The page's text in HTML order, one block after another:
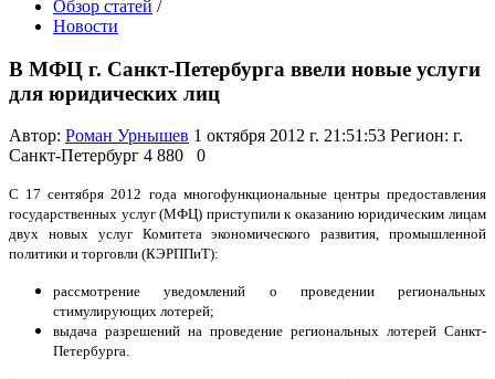
Обзор статей /
Новости
В МФЦ г. Санкт-Петербурга ввели новые услуги
для юридических лиц
Автор: Роман Урнышев 1 октября 2012 г. 21:51:53 Регион: г.
Санкт-Петербург 4 880 0
С 17 сентября 2012 года многофункциональные центры предоставления
государственных услуг (МФЦ) приступили к оказанию юридическим лицам
двух новых услуг Комитета экономического развития, промышленной
политики и торговли (КЭРППиТ):
рассмотрение уведомлений о проведении региональных
стимулирующих лотерей;
выдача разрешений на проведение региональных лотерей Санкт-
Петербурга.